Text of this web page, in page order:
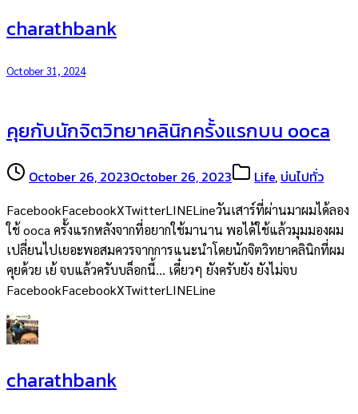
charathbank
October 31, 2024
คุยกับนักจิตวิทยาคลินิกครั้งแรกบน ooca
October 26, 2023October 26, 2023 Life, บ่นไปทั่ว
FacebookFacebookXTwitterLINELineวันเสาร์ที่ผ่านมาผมได้ลอง
ใช้ ooca ครั้งแรกหลังจากที่อยากใช้มานาน พอได้ใช้แล้วมุมมองผม
เปลี่ยนไปเยอะพอสมควรจากการแนะนำโดยนักจิตวิทยาคลินิกที่ผม
คุยด้วย เย้ จบแล้วครับบล็อกนี้… เดี๋ยวๆ ยังครับยัง ยังไม่จบ
FacebookFacebookXTwitterLINELine
charathbank